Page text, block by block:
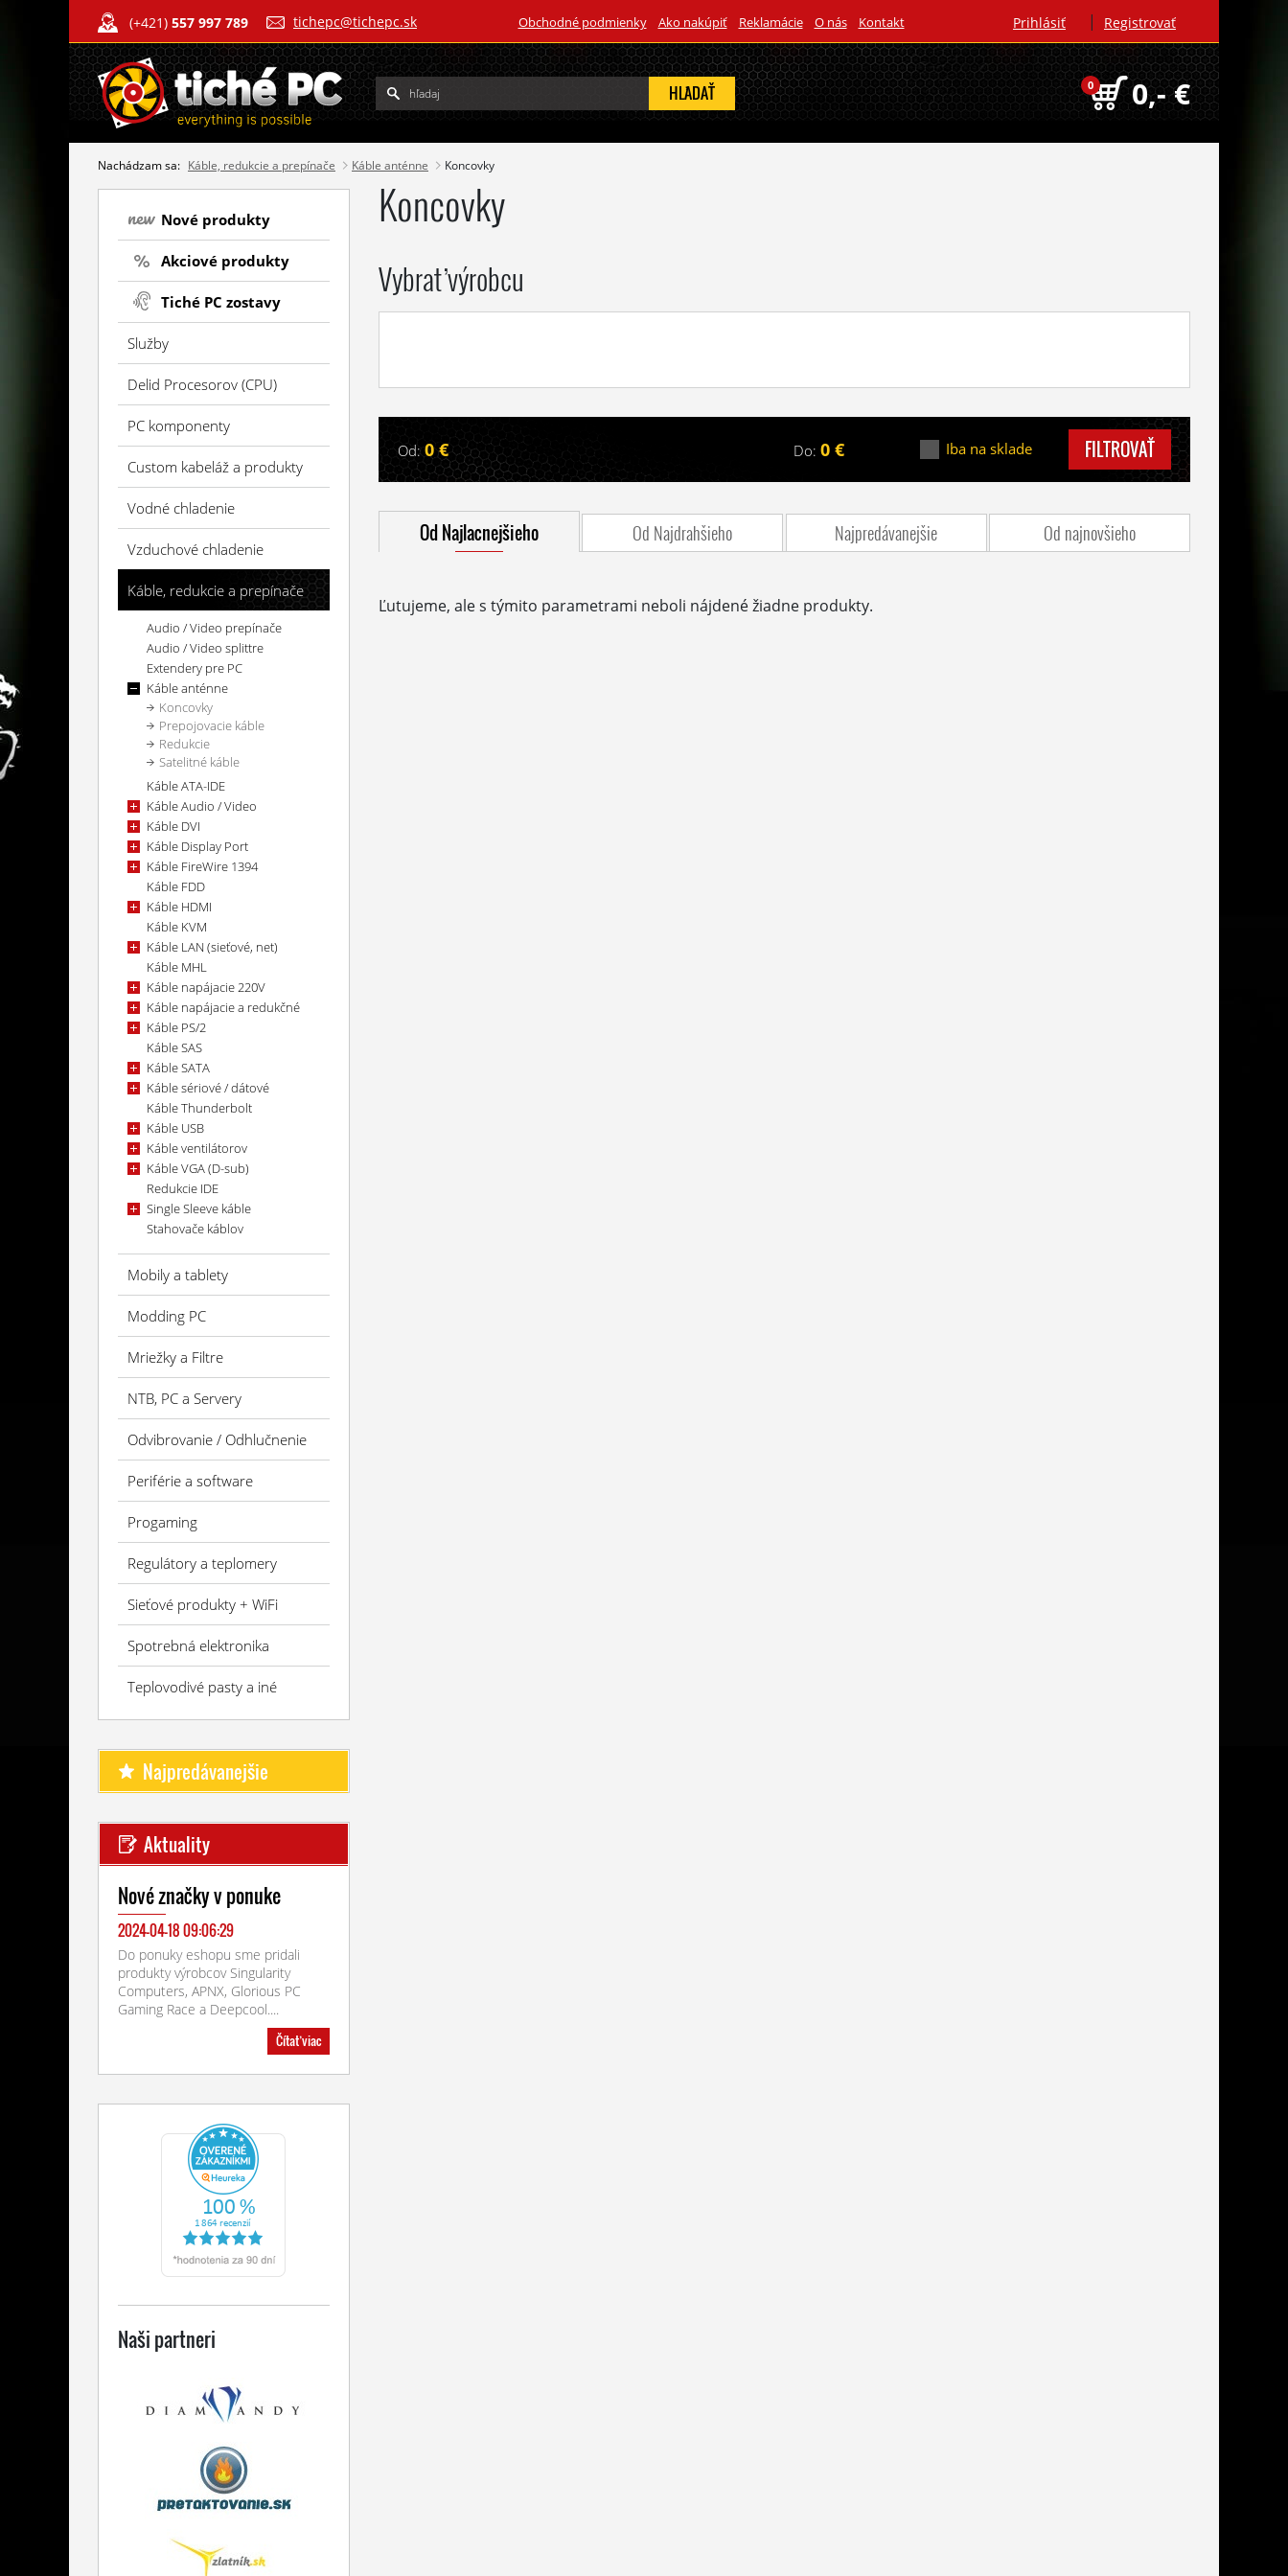
(+421) 557 997 789 tichepc@tichepc.sk Obchodné podmienky Ako nakúpiť Reklamácie O nás Kontakt Prihlásiť | Registrovať
HĽADAŤ 0 0,- €
Nachádzam sa: Káble, redukcie a prepínače Káble anténne Koncovky
Nové produkty
Akciové produkty
Tiché PC zostavy
Služby
Delid Procesorov (CPU)
PC komponenty
Custom kabeláž a produkty
Vodné chladenie
Vzduchové chladenie
Káble, redukcie a prepínače
Audio / Video prepínače
Audio / Video splittre
Extendery pre PC
Káble anténne
Koncovky
Prepojovacie káble
Redukcie
Satelitné káble
Káble ATA-IDE
Káble Audio / Video
Káble DVI
Káble Display Port
Káble FireWire 1394
Káble FDD
Káble HDMI
Káble KVM
Káble LAN (sieťové, net)
Káble MHL
Káble napájacie 220V
Káble napájacie a redukčné
Káble PS/2
Káble SAS
Káble SATA
Káble sériové / dátové
Káble Thunderbolt
Káble USB
Káble ventilátorov
Káble VGA (D-sub)
Redukcie IDE
Single Sleeve káble
Stahovače káblov
Mobily a tablety
Modding PC
Mriežky a Filtre
NTB, PC a Servery
Odvibrovanie / Odhlučnenie
Periférie a software
Progaming
Regulátory a teplomery
Sieťové produkty + WiFi
Spotrebná elektronika
Teplovodivé pasty a iné
Najpredávanejšie
Aktuality
Nové značky v ponuke
2024-04-18 09:06:29
Do ponuky eshopu sme pridali
produkty výrobcov Singularity
Computers, APNX, Glorious PC
Gaming Race a Deepcool....
Čítať viac
Naši partneri
Koncovky
Vybrať výrobcu
Od:0 € Do: 0 € Iba na sklade FILTROVAŤ
Od Najlacnejšieho Od Najdrahšieho Najpredávanejšie Od najnovšieho
Ľutujeme, ale s týmito parametrami neboli nájdené žiadne produkty.